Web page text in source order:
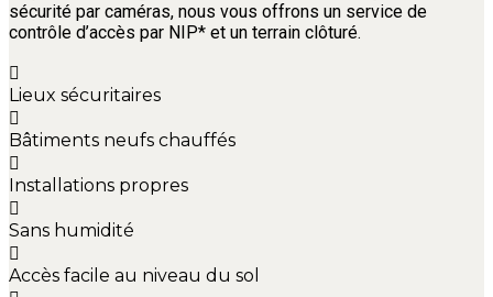
sécurité par caméras, nous vous offrons un service de
contrôle d’accès par NIP* et un terrain clôturé.
Lieux sécuritaires
Bâtiments neufs chauffés
Installations propres
Sans humidité
Accès facile au niveau du sol